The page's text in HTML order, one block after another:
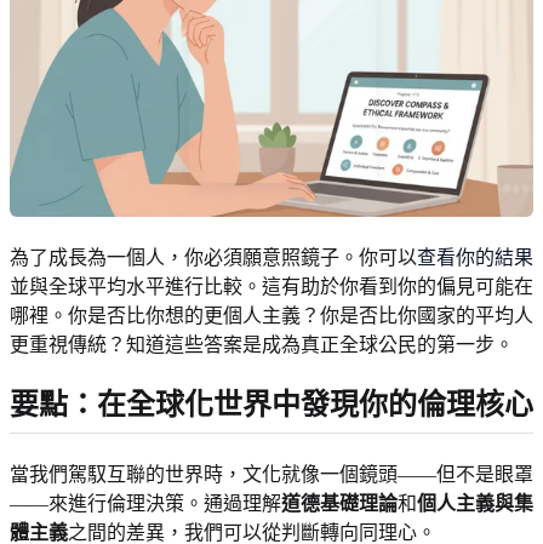
為了成長為一個人，你必須願意照鏡子。你可以查看你的結果
並與全球平均水平進行比較。這有助於你看到你的偏見可能在
哪裡。你是否比你想的更個人主義？你是否比你國家的平均人
更重視傳統？知道這些答案是成為真正全球公民的第一步。
要點：在全球化世界中發現你的倫理核心
當我們駕馭互聯的世界時，文化就像一個鏡頭——但不是眼罩
——來進行倫理決策。通過理解道德基礎理論和個人主義與集
體主義之間的差異，我們可以從判斷轉向同理心。